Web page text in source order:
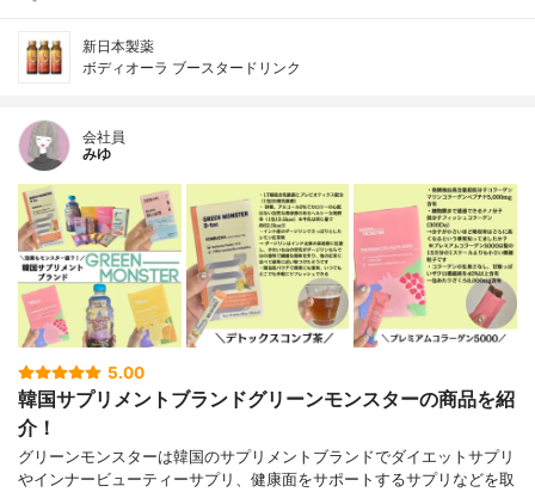
新日本製薬
ボディオーラ ブースタードリンク
会社員
みゆ
5.00
韓国サプリメントブランドグリーンモンスターの商品を紹
介！
グリーンモンスターは韓国のサプリメントブランドでダイエットサプリ
やインナービューティーサプリ、健康面をサポートするサプリなどを取